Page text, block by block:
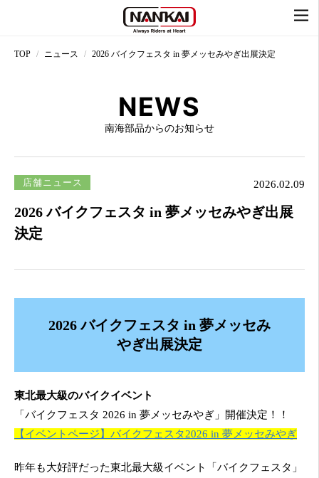
TOP ニュース 2026 バイクフェスタ in 夢メッセみやぎ出展決定
NEWS
南海部品からのお知らせ
店舗ニュース 2026.02.09
2026 バイクフェスタ in 夢メッセみやぎ出展
決定
2026 バイクフェスタ in 夢メッセみ
やぎ出展決定
東北最大級のバイクイベント
「バイクフェスタ 2026 in 夢メッセみやぎ」開催決定！！
【イベントページ】バイクフェスタ2026 in 夢メッセみやぎ
昨年も大好評だった東北最大級イベント「バイクフェスタ」